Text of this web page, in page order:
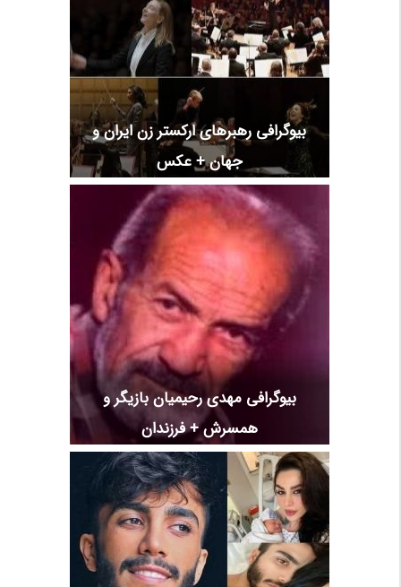
بیوگرافی رهبرهای ارکستر زن ایران و
جهان + عکس
بیوگرافی مهدی رحیمیان بازیگر و
همسرش + فرزندان